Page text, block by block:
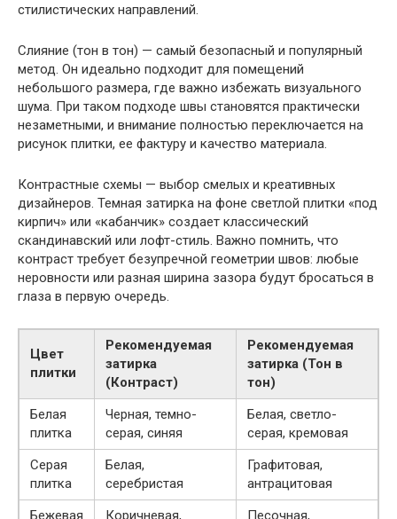
стилистических направлений.
Слияние (тон в тон) — самый безопасный и популярный
метод. Он идеально подходит для помещений
небольшого размера, где важно избежать визуального
шума. При таком подходе швы становятся практически
незаметными, и внимание полностью переключается на
рисунок плитки, ее фактуру и качество материала.
Контрастные схемы — выбор смелых и креативных
дизайнеров. Темная затирка на фоне светлой плитки «под
кирпич» или «кабанчик» создает классический
скандинавский или лофт-стиль. Важно помнить, что
контраст требует безупречной геометрии швов: любые
неровности или разная ширина зазора будут бросаться в
глаза в первую очередь.
Цвет
плитки
Рекомендуемая
затирка
(Контраст)
Рекомендуемая
затирка (Тон в
тон)
Белая
плитка
Черная, темно-
серая, синяя
Белая, светло-
серая, кремовая
Серая
плитка
Белая,
серебристая
Графитовая,
антрацитовая
Бежевая
Коричневая,
Песочная,